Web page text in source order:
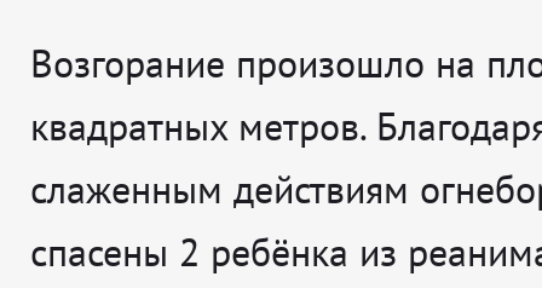
Возгорание произошло на
квадратных метров.
слаженным действиям
спасены 2 ребёнка из